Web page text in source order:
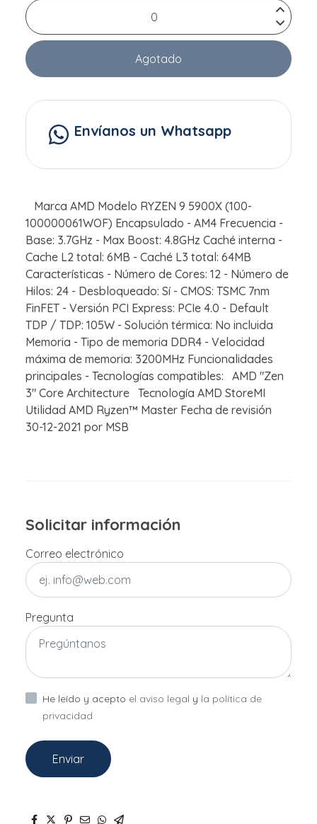
Agotado
Envíanos un Whatsapp
Marca AMD Modelo RYZEN 9 5900X (100-
100000061WOF) Encapsulado - AM4 Frecuencia -
Base: 3.7GHz - Max Boost: 4.8GHz Caché interna -
Cache L2 total: 6MB - Caché L3 total: 64MB
Características - Número de Cores: 12 - Número de
Hilos: 24 - Desbloqueado: Sí - CMOS: TSMC 7nm
FinFET - Versión PCI Express: PCIe 4.0 - Default
TDP / TDP: 105W - Solución térmica: No incluida
Memoria - Tipo de memoria DDR4 - Velocidad
máxima de memoria: 3200MHz Funcionalidades
principales - Tecnologías compatibles: AMD "Zen
3" Core Architecture Tecnología AMD StoreMI
Utilidad AMD Ryzen™ Master Fecha de revisión
30-12-2021 por MSB
Solicitar información
Correo electrónico
Pregunta
He leído y acepto el aviso legal y la política de
privacidad
Enviar